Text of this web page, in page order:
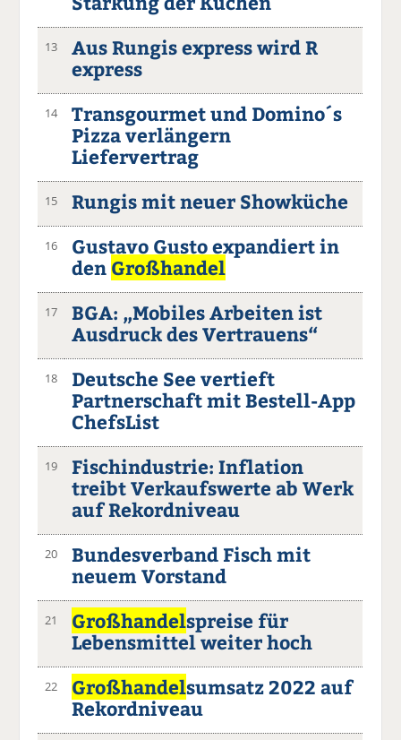
13
Aus Rungis express wird R
express
14
Transgourmet und Domino´s
Pizza verlängern
Liefervertrag
15 Rungis mit neuer Showküche
16
Gustavo Gusto expandiert in
den Großhandel
17
BGA: „Mobiles Arbeiten ist
Ausdruck des Vertrauens“
18
Deutsche See vertieft
Partnerschaft mit Bestell-App
ChefsList
19
Fischindustrie: Inflation
treibt Verkaufswerte ab Werk
auf Rekordniveau
20
Bundesverband Fisch mit
neuem Vorstand
21 Großhandelspreise für
Lebensmittel weiter hoch
22 Großhandelsumsatz 2022 auf
Rekordniveau